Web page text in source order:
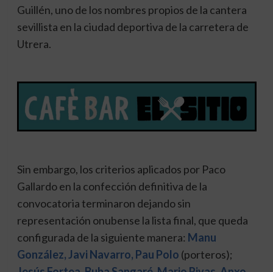
Guillén, uno de los nombres propios de la cantera
sevillista en la ciudad deportiva de la carretera de
Utrera.
Sin embargo, los criterios aplicados por Paco
Gallardo en la confección definitiva de la
convocatoria terminaron dejando sin
representación onubense la lista final, que queda
configurada de la siguiente manera: Manu
González, Javi Navarro, Pau Polo (porteros);